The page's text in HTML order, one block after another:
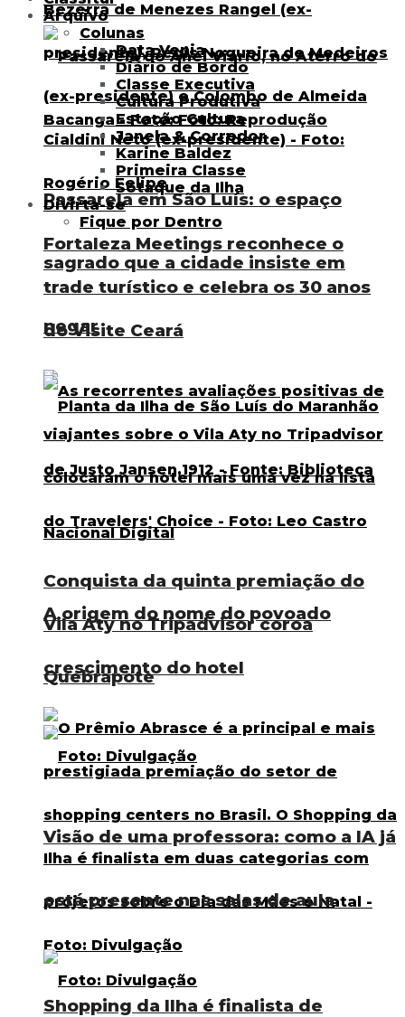
Fortaleza Meetings reconhece o
trade turístico e celebra os 30 anos
do Visite Ceará
Conquista da quinta premiação do
Vila Aty no Tripadvisor coroa
crescimento do hotel
Shopping da Ilha é finalista de
Passarela em São Luís: o espaço
sagrado que a cidade insiste em
negar
A origem do nome do povoado
Quebrapote
Visão de uma professora: como a IA já
está presente nas salas de aula
Arquivo
Colunas
Data Venia
Diário de Bordo
Classe Executiva
Cultura Produtiva
Estação Cultura
Janela & Corredor
Karine Baldez
Primeira Classe
Sotaque da Ilha
Divirta-se
Fique por Dentro